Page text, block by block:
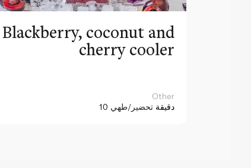
Blackberry, coconut and
cherry cooler
Other
10 دقيقة تحضير/طهي